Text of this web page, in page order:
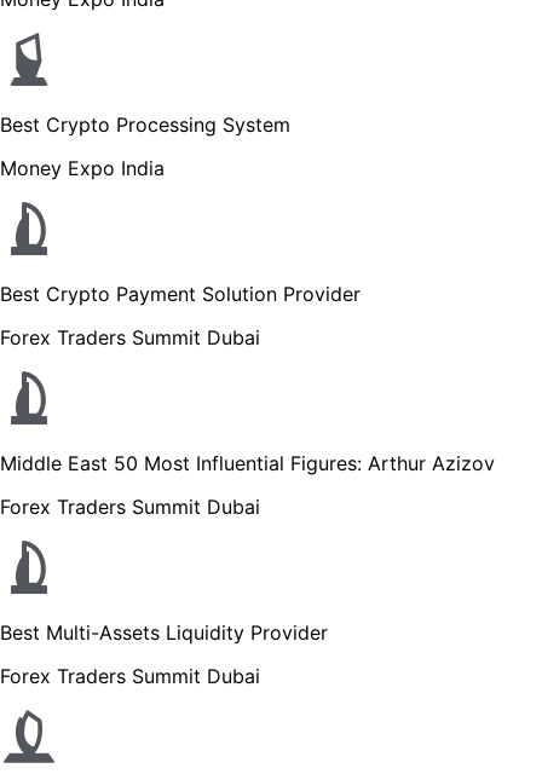
Best Crypto Processing System
Money Expo India
Best Crypto Payment Solution Provider
Forex Traders Summit Dubai
Middle East 50 Most Influential Figures: Arthur Azizov
Forex Traders Summit Dubai
Best Multi-Assets Liquidity Provider
Forex Traders Summit Dubai